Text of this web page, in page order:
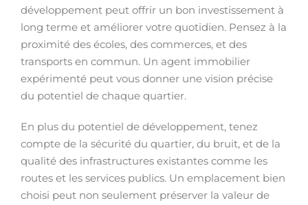
développement peut offrir un bon investissement à
long terme et améliorer votre quotidien. Pensez à la
proximité des écoles, des commerces, et des
transports en commun. Un agent immobilier
expérimenté peut vous donner une vision précise
du potentiel de chaque quartier.
En plus du potentiel de développement, tenez
compte de la sécurité du quartier, du bruit, et de la
qualité des infrastructures existantes comme les
routes et les services publics. Un emplacement bien
choisi peut non seulement préserver la valeur de